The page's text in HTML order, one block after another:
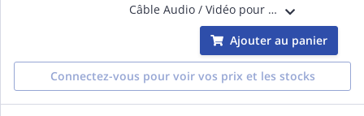
Câble Audio / Vidéo pour mesureurs de champ 788x et 788x4K afin de pouvoir rentrer un signal analogique sur l'appareil.
Ajouter au panier
Connectez-vous pour voir vos prix et les stocks